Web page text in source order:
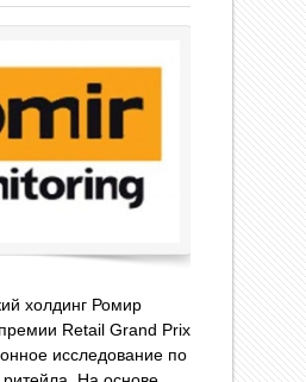
холдинг Ромир
Retail Grand Prix
исследование по